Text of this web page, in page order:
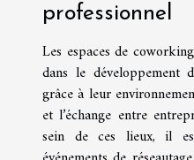
professionnel
Les espaces de
dans le développement
grâce à leur
et l’échange entre
sein de ces lieux, il